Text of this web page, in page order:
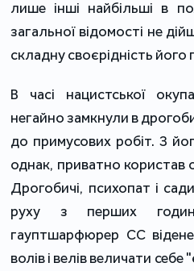
лише інші найбільші в
загальної відомості не
складну своєрідність його
В часі нацистської
негайно замкнули в
до примусових робіт. З
однак, приватно користав
Дрогобичі, психопат і
руху з перших
гауптшарфюрер СС
волів і велів величати